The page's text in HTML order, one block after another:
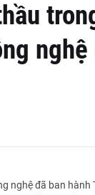
nghệ đã ban